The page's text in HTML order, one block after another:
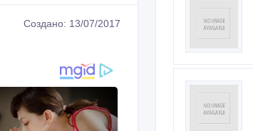
Создано: 13/07/2017